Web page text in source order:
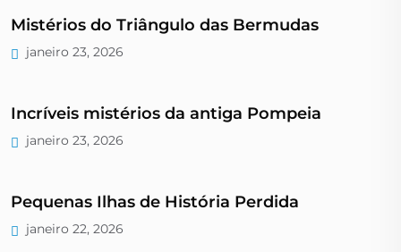
Mistérios do Triângulo das Bermudas
janeiro 23, 2026
Incríveis mistérios da antiga Pompeia
janeiro 23, 2026
Pequenas Ilhas de História Perdida
janeiro 22, 2026